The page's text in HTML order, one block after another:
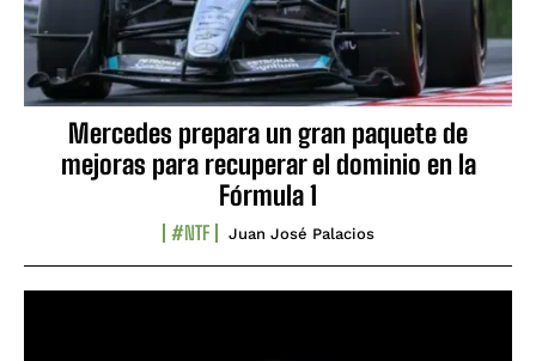
Mercedes prepara un gran paquete de
mejoras para recuperar el dominio en la
Fórmula 1
#NTF Juan José Palacios